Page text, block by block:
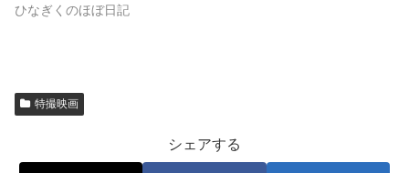
ひなぎくのほぼ日記
特撮映画
シェアする